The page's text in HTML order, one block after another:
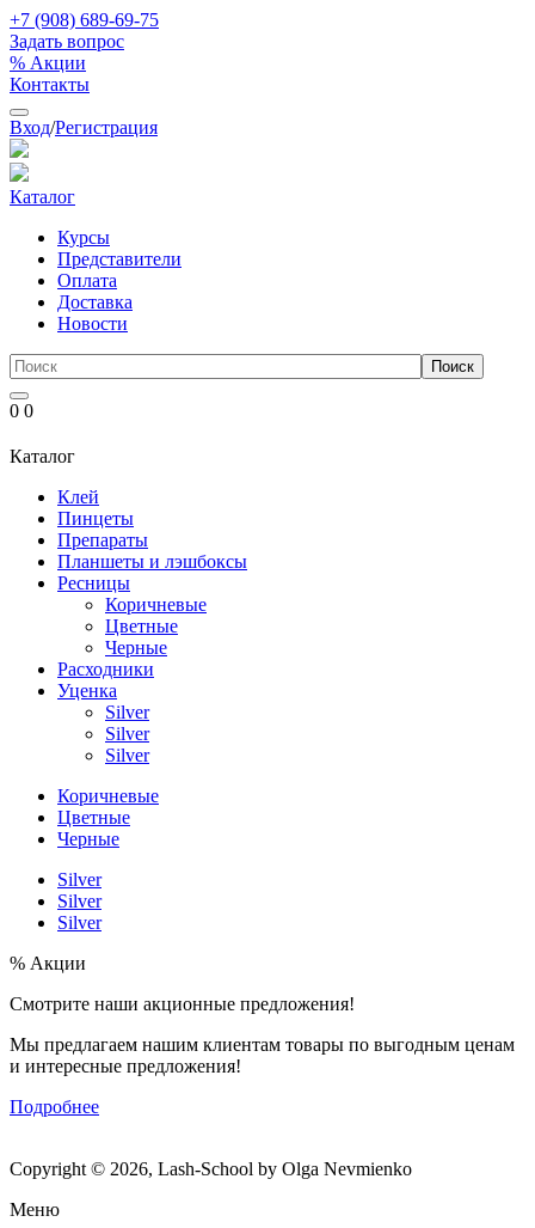
+7 (908) 689-69-75
Задать вопрос
% Акции
Контакты
Вход/Регистрация
Каталог
Курсы
Представители
Оплата
Доставка
Новости
0 0
Каталог
Клей
Пинцеты
Препараты
Планшеты и лэшбоксы
Ресницы
Коричневые
Цветные
Черные
Расходники
Уценка
Silver
Silver
Silver
Коричневые
Цветные
Черные
Silver
Silver
Silver
% Акции
Смотрите наши акционные предложения!
Мы предлагаем нашим клиентам товары по выгодным ценам
и интересные предложения!
Подробнее
Copyright © 2026, Lash-School by Olga Nevmienko
Меню